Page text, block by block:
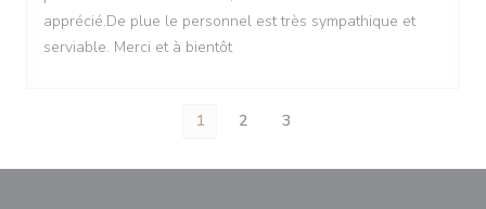
apprécié.De plue le personnel est très sympathique et
serviable. Merci et à bientôt
1 2 3